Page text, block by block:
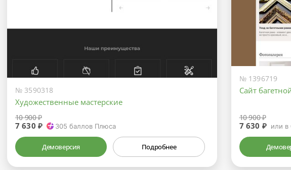
№ 3590318
Художественные мастерские
10 900 ₽
7 630 ₽ 305 баллов Плюса
Демоверсия Подробнее
№ 1396719
Сайт
10 900 ₽
7 630 ₽ или в